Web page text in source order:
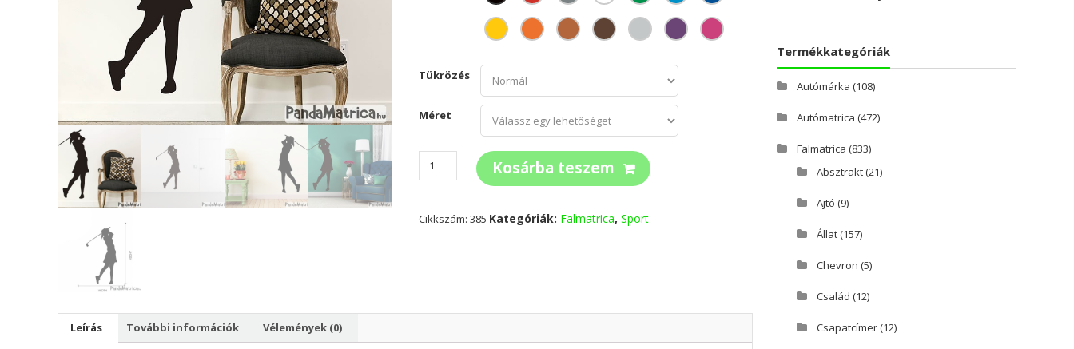
Tükrözés
Méret
Golfozó
lány
Kosárba teszem
Cikkszám:385 Kategóriák: Falmatrica,Sport
Leírás További információk Vélemények (0)
Termékkategóriák
Autómárka (108)
Autómatrica (472)
Falmatrica (833)
Absztrakt(21)
Ajtó (9)
Állat(157)
Chevron (5)
Család (12)
Csapatcímer(12)